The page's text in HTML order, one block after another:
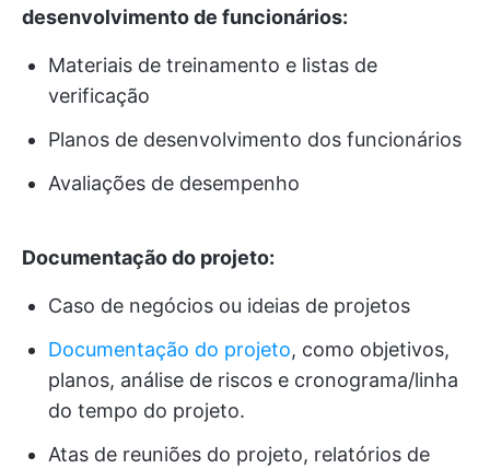
desenvolvimento de funcionários:
Materiais de treinamento e listas de
verificação
Planos de desenvolvimento dos funcionários
Avaliações de desempenho
Documentação do projeto:
Caso de negócios ou ideias de projetos
Documentação do projeto, como objetivos,
planos, análise de riscos e cronograma/linha
do tempo do projeto.
Atas de reuniões do projeto, relatórios de